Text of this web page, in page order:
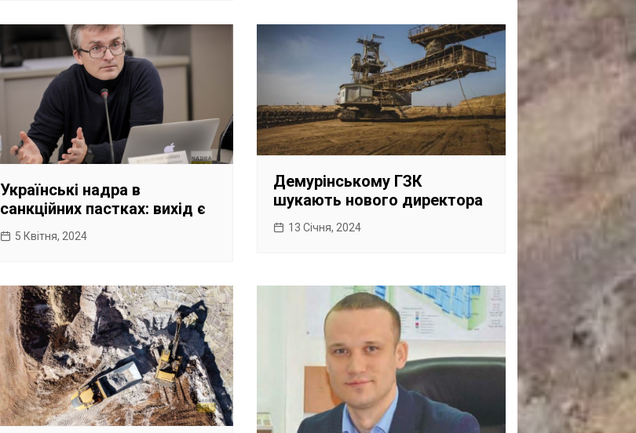
Українські надра в
санкційних пастках: вихід є
5 Квітня, 2024
Демурінському ГЗК
шукають нового директора
13 Січня, 2024